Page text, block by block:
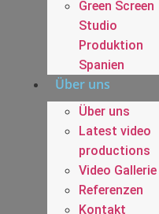
Green Screen
Studio
Produktion
Spanien
Über uns
Über uns
Latest video
productions
Video Gallerie
Referenzen
Kontakt